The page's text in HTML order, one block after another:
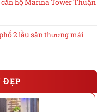
hộ Marina Tower Thuận
2 lầu sân thượng mái
ĐẸP